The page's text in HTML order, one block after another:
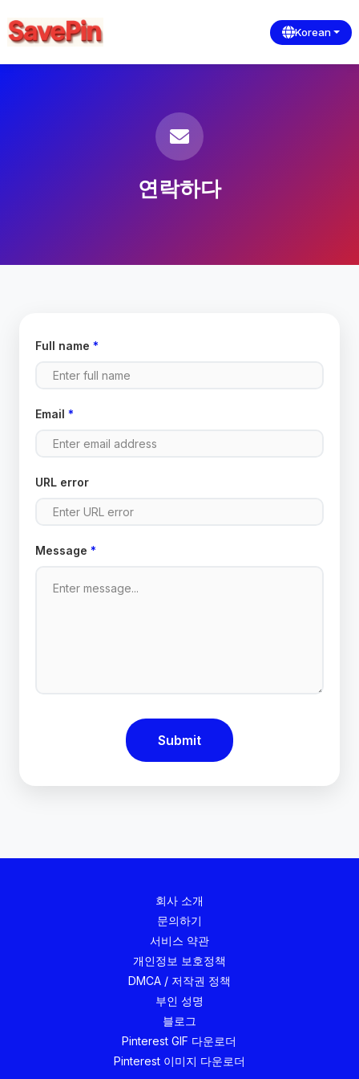
Korean
연락하다
Full name *
Email *
URL error
Message *
Submit
회사 소개
문의하기
서비스 약관
개인정보 보호정책
DMCA / 저작권 정책
부인 성명
블로그
Pinterest GIF 다운로더
Pinterest 이미지 다운로더